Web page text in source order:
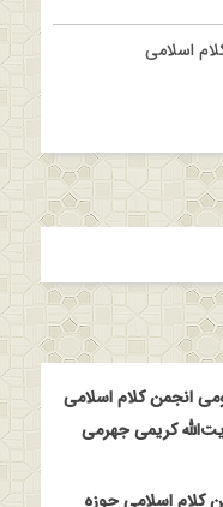
اسلامی
انجمن کلام اسلامی
کریمی جهرمی
کلام اسلامی حوزه